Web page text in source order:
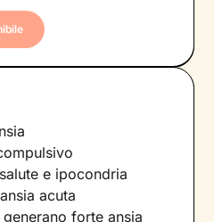
e ipocondria
acuta
forte ansia